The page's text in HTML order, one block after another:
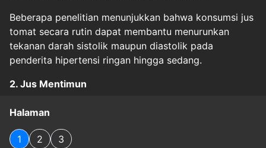
Beberapa penelitian menunjukkan bahwa konsumsi jus
tomat secara rutin dapat membantu menurunkan
tekanan darah sistolik maupun diastolik pada
penderita hipertensi ringan hingga sedang.
2. Jus Mentimun
Halaman
1 2 3